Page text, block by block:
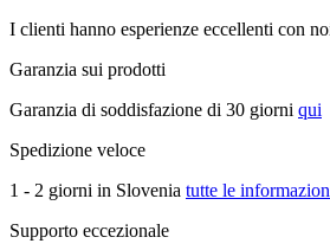
I clienti hanno esperienze eccellenti con
Garanzia sui prodotti
Garanzia di soddisfazione di 30 giorni qui
Spedizione veloce
1 - 2 giorni in Slovenia tutte le
Supporto eccezionale